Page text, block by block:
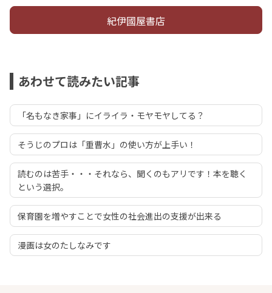
紀伊國屋書店
あわせて読みたい記事
「名もなき家事」にイライラ・モヤモヤしてる？
そうじのプロは「重曹水」の使い方が上手い！
読むのは苦手・・・それなら、聞くのもアリです！本を聴く
という選択。
保育園を増やすことで女性の社会進出の支援が出来る
漫画は女のたしなみです